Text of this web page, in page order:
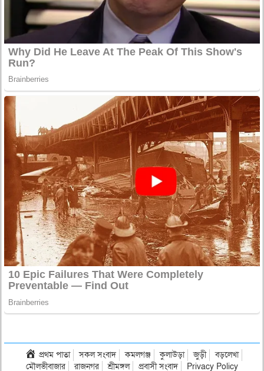
প্রথম পাতা সকল সংবাদ কমলগঞ্জ কুলাউড়া জুড়ী
বড়লেখা
মৌলভীবাজার
রাজনগর শ্রীমঙ্গল প্রবাসী সংবাদ Privacy Policy